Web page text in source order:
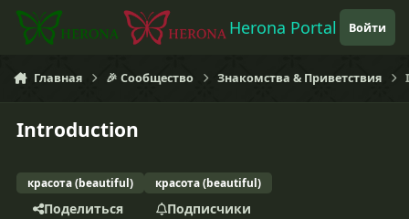
Перейти к содержанию
Herona Portal Войти
Главная 🎉 Сообщество Знакомства & Приветствия
Introduction
красота (beautiful) красота (beautiful)
Поделиться
Подписчики